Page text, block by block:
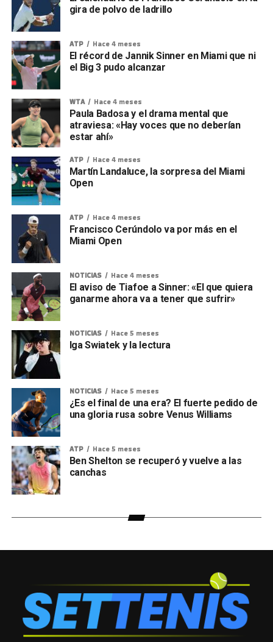
gira de polvo de ladrillo
ATP Hace 4 meses
El récord de Jannik Sinner en Miami que ni
el Big 3 pudo alcanzar
WTA Hace 4 meses
Paula Badosa y el drama mental que
atraviesa: «Hay voces que no deberían
estar ahí»
ATP Hace 4 meses
Martín Landaluce, la sorpresa del Miami
Open
ATP Hace 4 meses
Francisco Cerúndolo va por más en el
Miami Open
NOTICIAS Hace 4 meses
El aviso de Tiafoe a Sinner: «El que quiera
ganarme ahora va a tener que sufrir»
NOTICIAS Hace 5 meses
Iga Swiatek y la lectura
NOTICIAS Hace 5 meses
¿Es el final de una era? El fuerte pedido de
una gloria rusa sobre Venus Williams
ATP Hace 5 meses
Ben Shelton se recuperó y vuelve a las
canchas